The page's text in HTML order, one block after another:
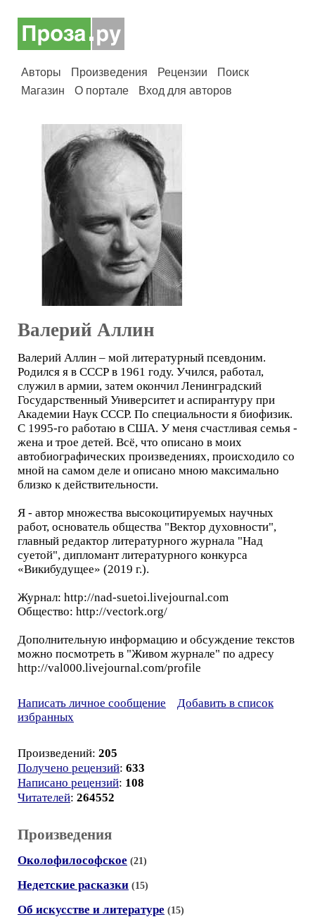
Авторы Произведения Рецензии
Поиск
Магазин
О портале Вход для авторов
Валерий Аллин
Валерий Аллин – мой литературный псевдоним.
Родился я в СССР в 1961 году. Учился, работал,
служил в армии, затем окончил Ленинградский
Государственный Университет и аспирантуру при
Академии Наук СССР. По специальности я биофизик.
С 1995-го работаю в США. У меня счастливая семья -
жена и трое детей. Всё, что описано в моих
автобиографических произведениях, происходило со
мной на самом деле и описано мною максимально
близко к действительности.
Я - автор множества высокоцитируемых научных
работ, основатель общества "Вектор духовности",
главный редактор литературного журнала "Над
суетой", дипломант литературного конкурса
«Викибудущее» (2019 г.).
Журнал: http://nad-suetoi.livejournal.com
Общество: http://vectork.org/
Дополнительную информацию и обсуждение текстов
можно посмотреть в "Живом журнале" по адресу
http://val000.livejournal.com/profile
Написать личное сообщение
Добавить в список
избранных
Произведений: 205
Получено рецензий: 633
Написано рецензий: 108
Читателей: 264552
Произведения
Околофилософское (21)
Недетские расказки (15)
Об искусстве и литературе (15)